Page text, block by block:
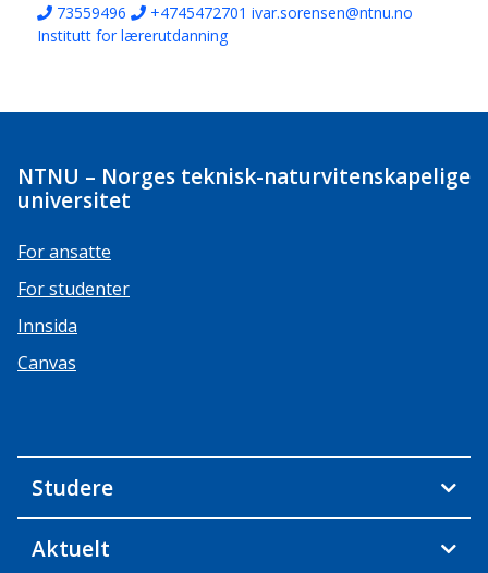
73559496 +4745472701 ivar.sorensen@ntnu.no
Institutt for lærerutdanning
NTNU – Norges teknisk-naturvitenskapelige
universitet
For ansatte
For studenter
Innsida
Canvas
Studere
Aktuelt